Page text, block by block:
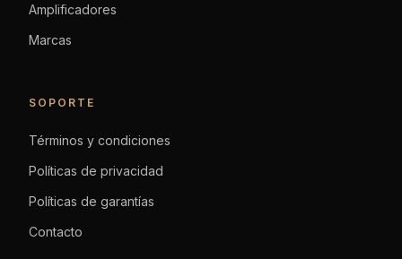
Amplificadores
Marcas
SOPORTE
Términos y condiciones
Políticas de privacidad
Políticas de garantías
Contacto